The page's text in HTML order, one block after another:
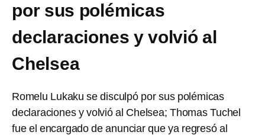
por sus polémicas
declaraciones y volvió al
Chelsea
Romelu Lukaku se disculpó por sus polémicas
declaraciones y volvió al Chelsea; Thomas Tuchel
fue el encargado de anunciar que ya regresó al